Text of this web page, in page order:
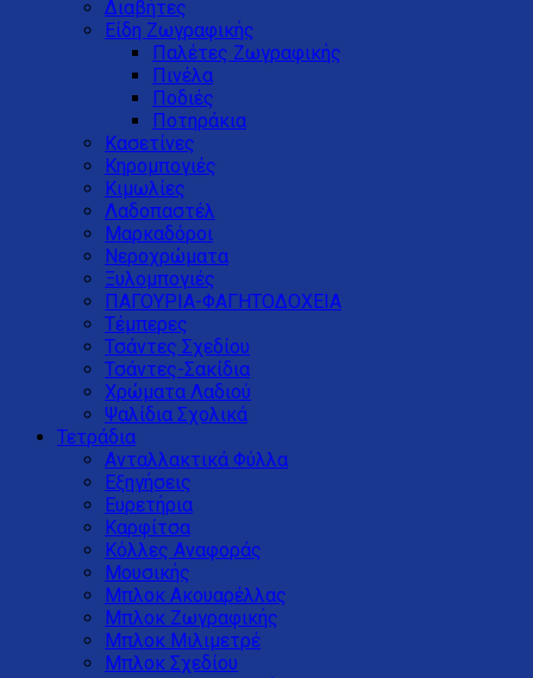
Διαβήτες
Είδη Ζωγραφικής
Παλέτες Ζωγραφικής
Πινέλα
Ποδιές
Ποτηράκια
Κασετίνες
Κηρομπογιές
Κιμωλίες
Λαδοπαστέλ
Μαρκαδόροι
Νεροχρώματα
Ξυλομπογιές
ΠΑΓΟΥΡΙΑ-ΦΑΓΗΤΟΔΟΧΕΙΑ
Τέμπερες
Τσάντες Σχεδίου
Τσάντες-Σακίδια
Χρώματα Λαδιού
Ψαλίδια Σχολικά
Τετράδια
Ανταλλακτικά Φύλλα
Εξηγήσεις
Ευρετήρια
Καρφίτσα
Κόλλες Αναφοράς
Μουσικής
Μπλοκ Ακουαρέλλας
Μπλοκ Ζωγραφικής
Μπλοκ Μιλιμετρέ
Μπλοκ Σχεδίου